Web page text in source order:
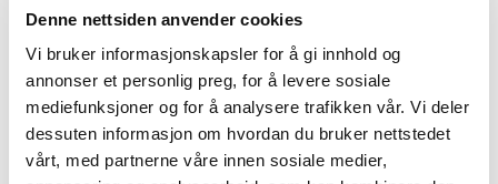
Denne nettsiden anvender cookies
Vi bruker informasjonskapsler for å gi innhold og
annonser et personlig preg, for å levere sosiale
mediefunksjoner og for å analysere trafikken vår. Vi deler
dessuten informasjon om hvordan du bruker nettstedet
vårt, med partnerne våre innen sosiale medier,
hjemmet, eller annet sted
Ved dødsfall i hjemmet eller annet sted utenfor
institusjon, er det vanligst at avdøde hentes på båre og
bringes inn til et egnet oppbevaringssted, frem til det er
tatt beslutninger om valg av kiste, seremonisted og